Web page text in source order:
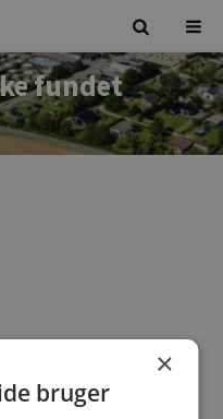
fundet
at tilgå findes ikke.
×
bruger